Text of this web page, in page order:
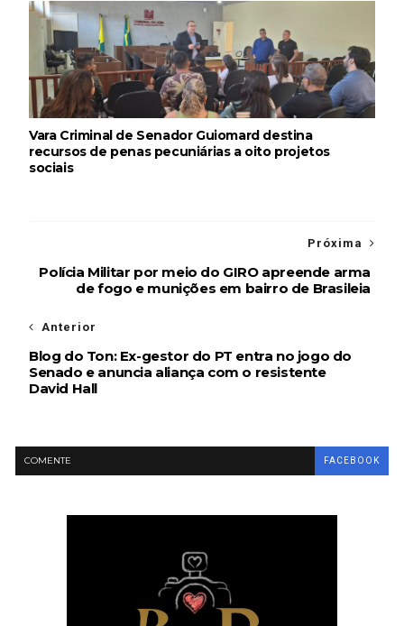
Vara Criminal de Senador Guiomard destina
recursos de penas pecuniárias a oito projetos
sociais
Próxima
Polícia Militar por meio do GIRO apreende arma
de fogo e munições em bairro de Brasileia
Anterior
Blog do Ton: Ex-gestor do PT entra no jogo do
Senado e anuncia aliança com o resistente
David Hall
COMENTE FACEBOOK